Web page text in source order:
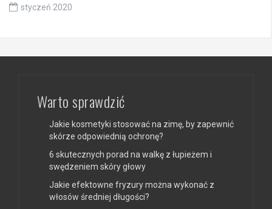
styczeń 2020
Warto sprawdzić
Jakie kosmetyki stosować na zimę, by zapewnić
skórze odpowiednią ochronę?
6 skutecznych porad na walkę z łupieżem i
swędzeniem skóry głowy
Jakie efektowne fryzury można wykonać z
włosów średniej długości?